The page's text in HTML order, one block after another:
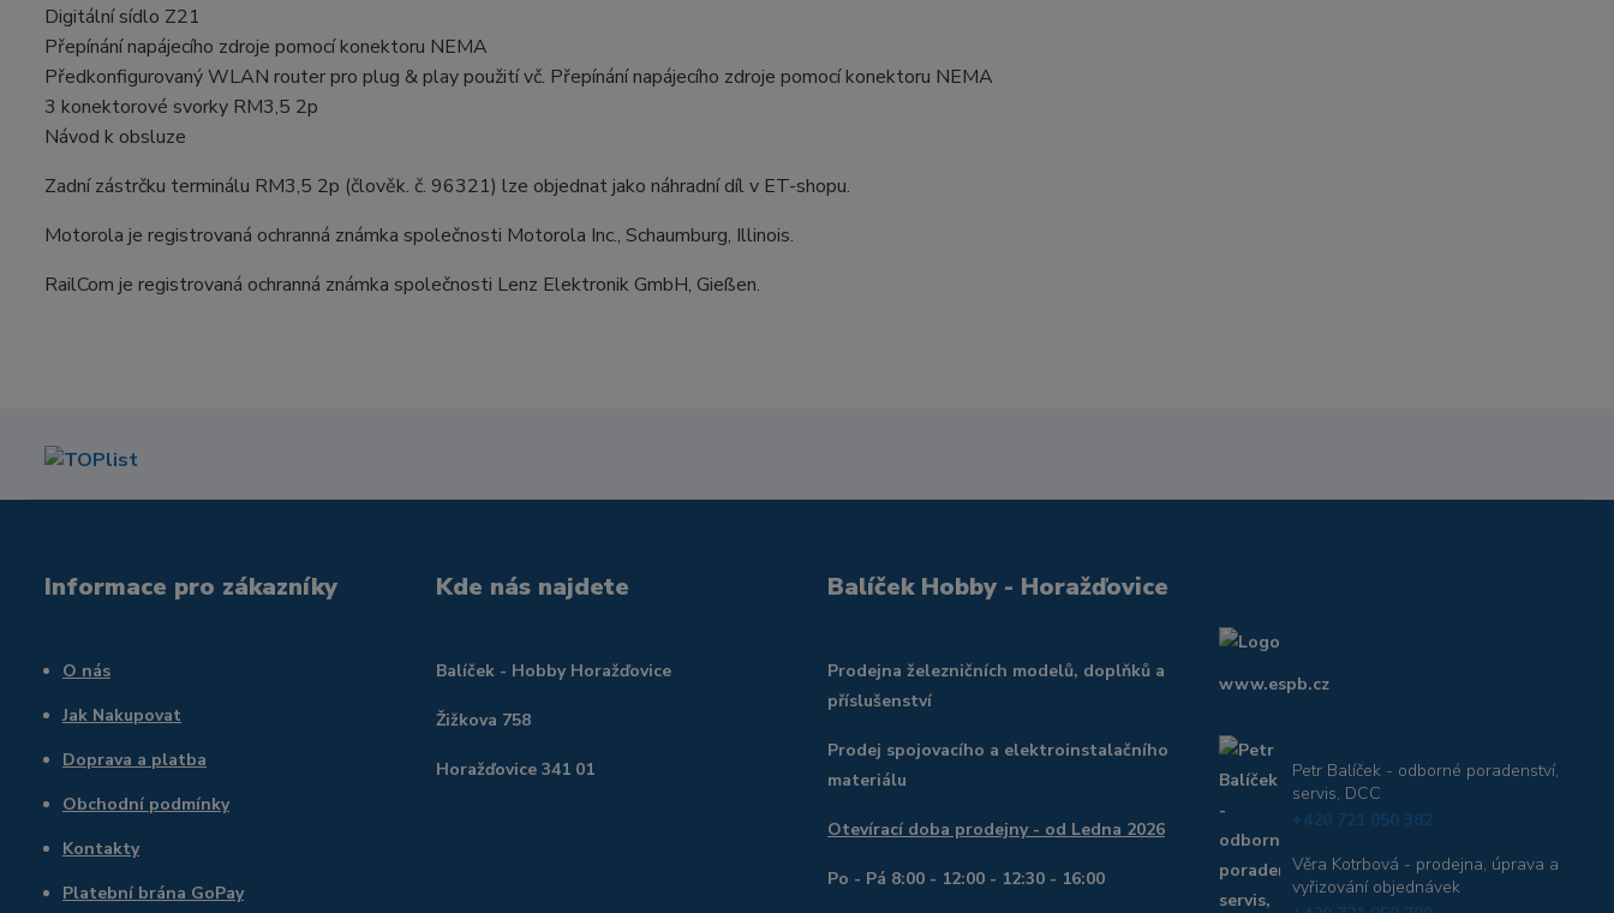
Digitální sídlo Z21
Přepínání napájecího zdroje pomocí konektoru NEMA
Předkonfigurovaný WLAN router pro plug & play použití vč. Přepínání napájecího zdroje pomocí konektoru NEMA
3 konektorové svorky RM3,5 2p
Návod k obsluze
Zadní zástrčku terminálu RM3,5 2p (člověk. č. 96321) lze objednat jako náhradní díl v ET-shopu.
Motorola je registrovaná ochranná známka společnosti Motorola Inc., Schaumburg, Illinois.
RailCom je registrovaná ochranná známka společnosti Lenz Elektronik GmbH, Gießen.
Informace pro zákazníky
O nás
Jak Nakupovat
Doprava a platba
Obchodní podmínky
Kontakty
Platební brána GoPay
Kde nás najdete
Balíček - Hobby Horažďovice
Žižkova 758
Horažďovice 341 01
Balíček Hobby - Horažďovice
Prodejna železničních modelů, doplňků a
příslušenství
Prodej spojovacího a elektroinstalačního
materiálu
Otevírací doba prodejny - od Ledna 2026
Po - Pá 8:00 - 12:00 - 12:30 - 16:00
www.espb.cz
Petr Balíček - odborné poradenství,
servis, DCC
+420 721 050 382
Věra Kotrbová - prodejna, úprava a
vyřizování objednávek